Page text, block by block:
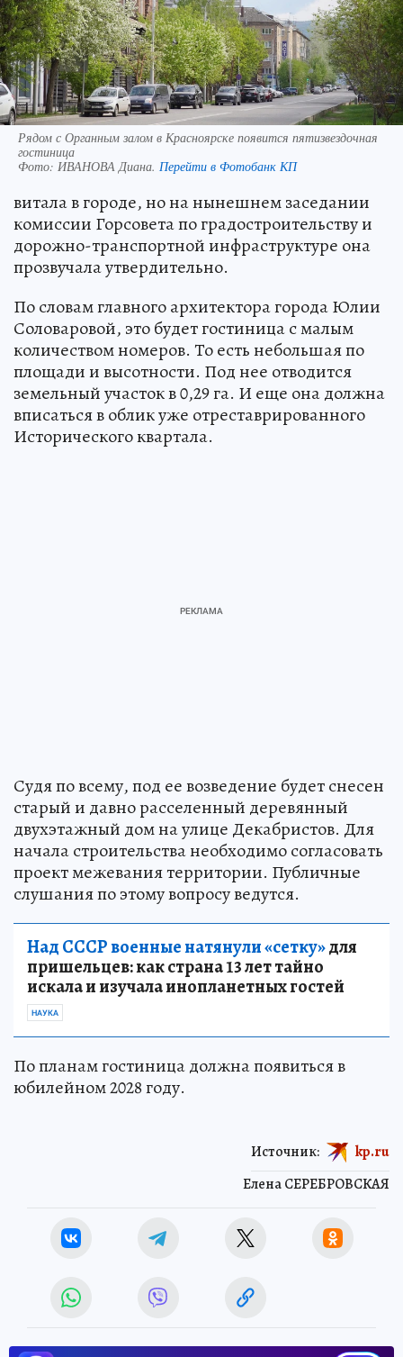
Рядом с Органным залом в Красноярске появится пятизвездочная
гостиница
Фото: ИВАНОВА Диана. Перейти в Фотобанк КП
витала в городе, но на нынешнем заседании
комиссии Горсовета по градостроительству и
дорожно-транспортной инфраструктуре она
прозвучала утвердительно.
По словам главного архитектора города Юлии
Соловаровой, это будет гостиница с малым
количеством номеров. То есть небольшая по
площади и высотности. Под нее отводится
земельный участок в 0,29 га. И еще она должна
вписаться в облик уже отреставрированного
Исторического квартала.
Судя по всему, под ее возведение будет снесен
старый и давно расселенный деревянный
двухэтажный дом на улице Декабристов. Для
начала строительства необходимо согласовать
проект межевания территории. Публичные
слушания по этому вопросу ведутся.
Над СССР военные натянули «сетку»для
пришельцев: как страна 13 лет тайно
искала и изучала инопланетных гостей
НАУКА
По планам гостиница должна появиться в
юбилейном 2028 году.
Елена СЕРЕБРОВСКАЯ
Источник: kp.ru